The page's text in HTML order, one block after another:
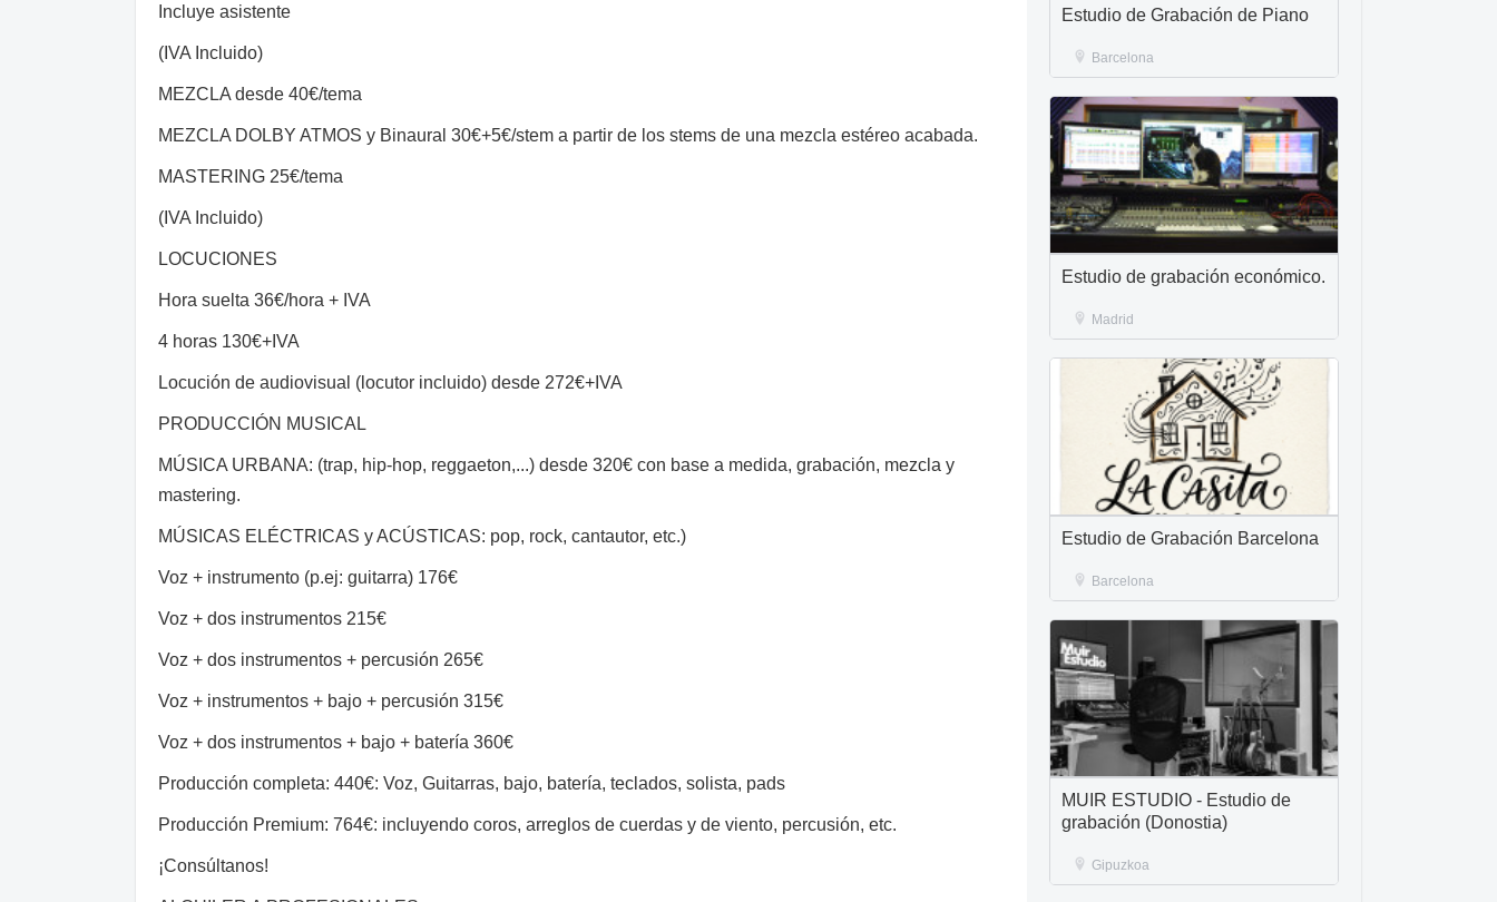
Incluye asistente
(IVA Incluido)
MEZCLA desde 40€/tema
MEZCLA DOLBY ATMOS y Binaural 30€+5€/stem a partir de los stems de una mezcla estéreo acabada.
MASTERING 25€/tema
(IVA Incluido)
LOCUCIONES
Hora suelta 36€/hora + IVA
4 horas 130€+IVA
Locución de audiovisual (locutor incluido) desde 272€+IVA
PRODUCCIÓN MUSICAL
MÚSICA URBANA: (trap, hip-hop, reggaeton,...) desde 320€ con base a medida, grabación, mezcla y
mastering.
MÚSICAS ELÉCTRICAS y ACÚSTICAS: pop, rock, cantautor, etc.)
Voz + instrumento (p.ej: guitarra) 176€
Voz + dos instrumentos 215€
Voz + dos instrumentos + percusión 265€
Voz + instrumentos + bajo + percusión 315€
Voz + dos instrumentos + bajo + batería 360€
Producción completa: 440€: Voz, Guitarras, bajo, batería, teclados, solista, pads
Producción Premium: 764€: incluyendo coros, arreglos de cuerdas y de viento, percusión, etc.
¡Consúltanos!
Estudio de Grabación de Piano
Barcelona
Estudio de grabación económico.
Madrid
Estudio de Grabación Barcelona
Barcelona
MUIR ESTUDIO - Estudio de
grabación (Donostia)
Gipuzkoa